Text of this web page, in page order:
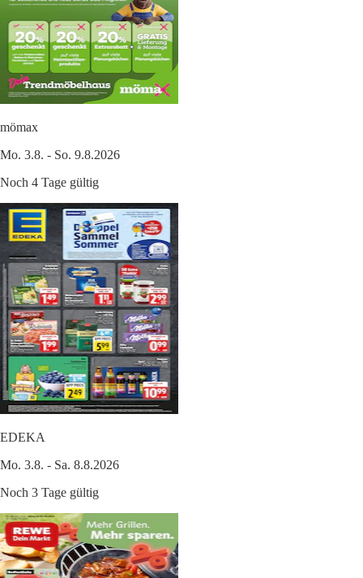
mömax
Mo. 3.8. - So. 9.8.2026
Noch 4 Tage gültig
EDEKA
Mo. 3.8. - Sa. 8.8.2026
Noch 3 Tage gültig